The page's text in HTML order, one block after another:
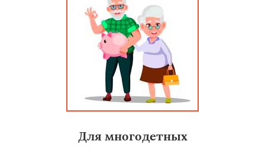
Для многодетных